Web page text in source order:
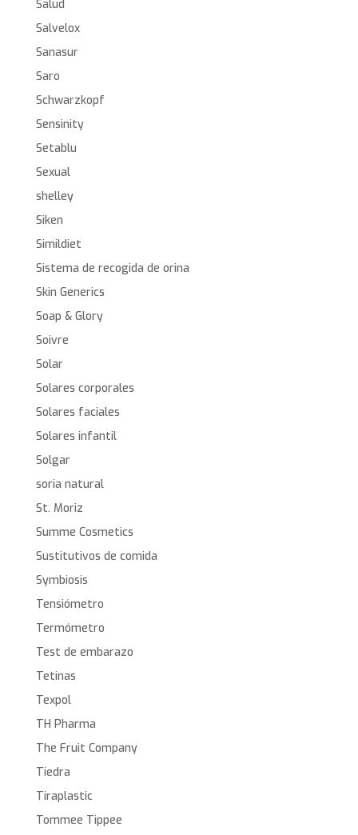
Salud
Salvelox
Sanasur
Saro
Schwarzkopf
Sensinity
Setablu
Sexual
shelley
Siken
Simildiet
Sistema de recogida de orina
Skin Generics
Soap & Glory
Soivre
Solar
Solares corporales
Solares faciales
Solares infantil
Solgar
soria natural
St. Moriz
Summe Cosmetics
Sustitutivos de comida
Symbiosis
Tensiómetro
Termómetro
Test de embarazo
Tetinas
Texpol
TH Pharma
The Fruit Company
Tiedra
Tiraplastic
Tommee Tippee